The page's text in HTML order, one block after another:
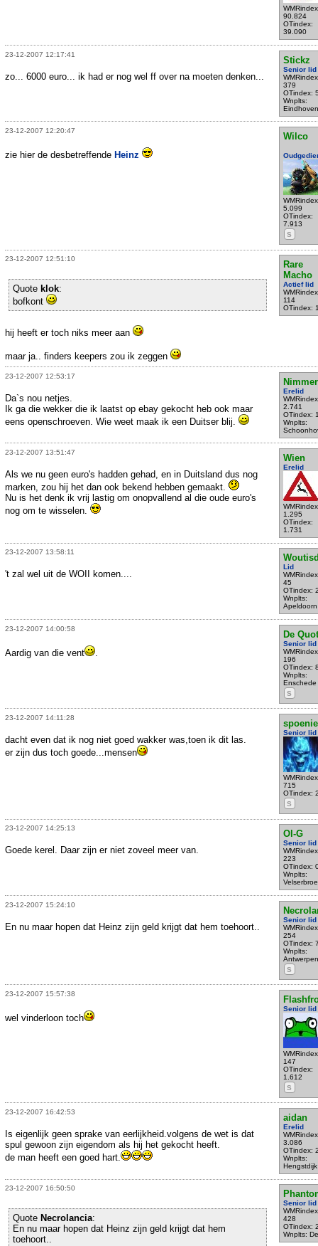
90.824
OTindex:
39.090
23-12-2007 12:17:41
Stickz
Senior lid
379
OTindex:
Wnplts:
Eindhoven
zo... 6000 euro... ik had er nog wel ff over na moeten denken...
23-12-2007 12:20:47
Wilco
5.099
OTindex:
7.913
S
zie hier de desbetreffende Heinz
23-12-2007 12:51:10
Rare
Macho
Actief lid
114
OTindex:
Quote klok:
bofkont
hij heeft er toch niks meer aan
maar ja.. finders keepers zou ik zeggen
23-12-2007 12:53:17
Erelid
2.741
OTindex:
Wnplts:
Da`s nou netjes.
Ik ga die wekker die ik laatst op ebay gekocht heb ook maar
eens openschroeven. Wie weet maak ik een Duitser blij.
23-12-2007 13:51:47
Wien
Erelid
1.295
OTindex:
1.731
Als we nu geen euro's hadden gehad, en in Duitsland dus nog
marken, zou hij het dan ook bekend hebben gemaakt.
Nu is het denk ik vrij lastig om onopvallend al die oude euro's
nog om te wisselen.
23-12-2007 13:58:11
Lid
45
OTindex:
Wnplts:
Apeldoorn
't zal wel uit de WOII komen....
23-12-2007 14:00:58
De
Senior lid
196
OTindex:
Wnplts:
Enschede
S
Aardig van die vent
23-12-2007 14:11:28
spoenie
Senior lid
715
OTindex:
S
dacht even dat ik nog niet goed wakker was,toen ik dit las.
er zijn dus toch goede...mensen
23-12-2007 14:25:13
Ol-G
Senior lid
223
OTindex:
Wnplts:
Velserbroe
Goede kerel. Daar zijn er niet zoveel meer van.
23-12-2007 15:24:10
Senior lid
254
OTindex:
Wnplts:
Antwerpen
S
En nu maar hopen dat Heinz zijn geld krijgt dat hem toehoort..
23-12-2007 15:57:38
Senior lid
147
OTindex:
1.612
S
wel vinderloon toch
23-12-2007 16:42:53
aidan
Erelid
3.086
OTindex:
Wnplts:
Hengstdijk
Is eigenlijk geen sprake van eerlijkheid.volgens de wet is dat
spul gewoon zijn eigendom als hij het gekocht heeft.
de man heeft een goed hart.
23-12-2007 16:50:50
Senior lid
428
OTindex:
Wnplts:
Quote Necrolancia:
En nu maar hopen dat Heinz zijn geld krijgt dat hem
toehoort..